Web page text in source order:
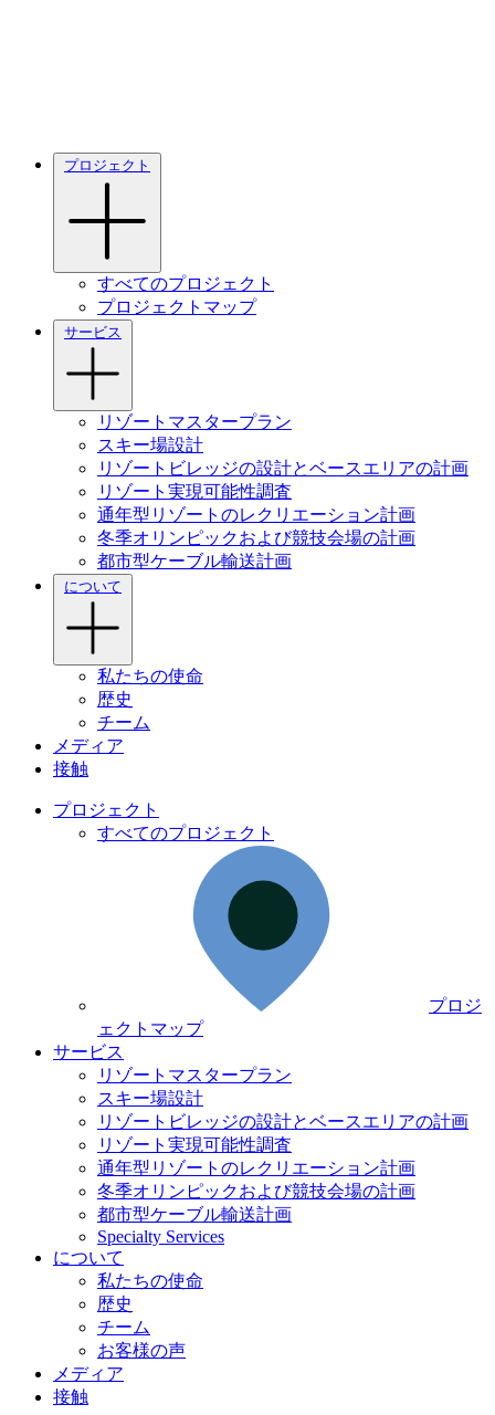
プロジェクト
すべてのプロジェクト
プロジェクトマップ
サービス
リゾートマスタープラン
スキー場設計
リゾートビレッジの設計とベースエリアの計画
リゾート実現可能性調査
通年型リゾートのレクリエーション計画
冬季オリンピックおよび競技会場の計画
都市型ケーブル輸送計画
について
私たちの使命
歴史
チーム
メディア
接触
プロジェクト
すべてのプロジェクト
プロジ
ェクトマップ
サービス
リゾートマスタープラン
スキー場設計
リゾートビレッジの設計とベースエリアの計画
リゾート実現可能性調査
通年型リゾートのレクリエーション計画
冬季オリンピックおよび競技会場の計画
都市型ケーブル輸送計画
Specialty Services
について
私たちの使命
歴史
チーム
お客様の声
メディア
接触